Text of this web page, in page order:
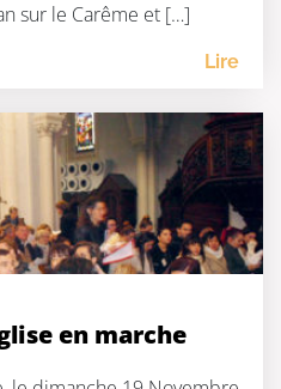
sur le Carême et […]
Lire
en marche